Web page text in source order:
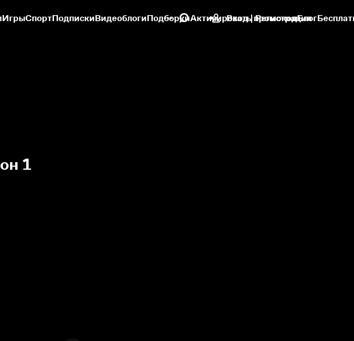
ИгрыСпортПодпискиВидеоблогиПодборкиАктивировать промокодБлог
Вход | Регистрация
1